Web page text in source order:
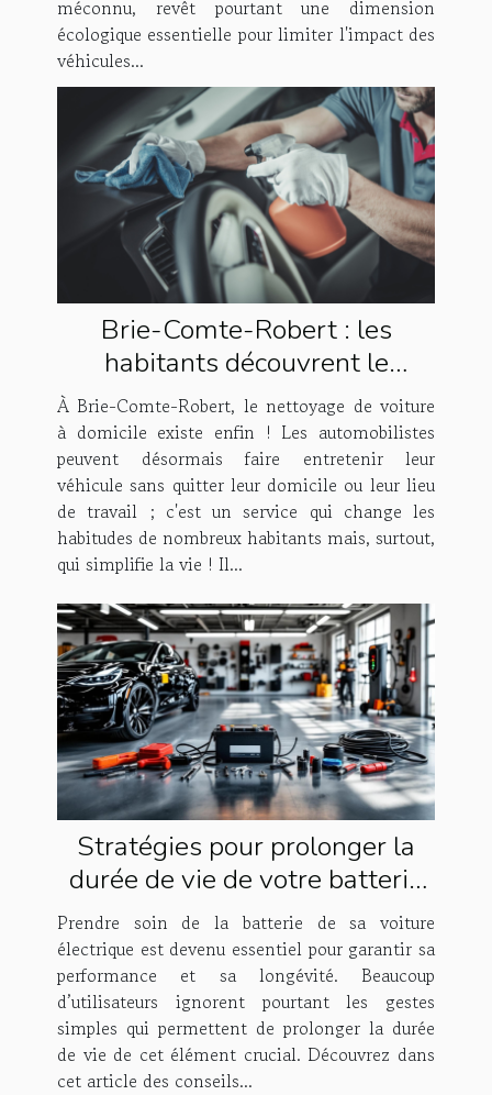
méconnu, revêt pourtant une dimension
écologique essentielle pour limiter l'impact des
véhicules...
Brie-Comte-Robert : les
habitants découvrent le
nettoyage de voiture à domicile
!
À Brie-Comte-Robert, le nettoyage de voiture
à domicile existe enfin ! Les automobilistes
peuvent désormais faire entretenir leur
véhicule sans quitter leur domicile ou leur lieu
de travail ; c'est un service qui change les
habitudes de nombreux habitants mais, surtout,
qui simplifie la vie ! Il...
Stratégies pour prolonger la
durée de vie de votre batterie
de voiture électrique
Prendre soin de la batterie de sa voiture
électrique est devenu essentiel pour garantir sa
performance et sa longévité. Beaucoup
d’utilisateurs ignorent pourtant les gestes
simples qui permettent de prolonger la durée
de vie de cet élément crucial. Découvrez dans
cet article des conseils...